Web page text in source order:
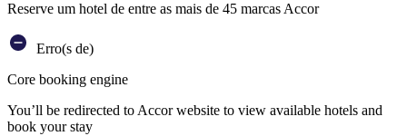
Reserve um hotel de entre as mais de 45 marcas Accor
Erro(s de)
Core booking engine
You’ll be redirected to Accor website to view available hotels and
book your stay